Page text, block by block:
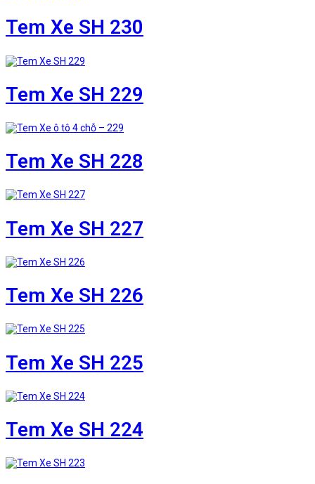
Tem Xe SH 230
Tem Xe SH 229
Tem Xe SH 228
Tem Xe SH 227
Tem Xe SH 226
Tem Xe SH 225
Tem Xe SH 224